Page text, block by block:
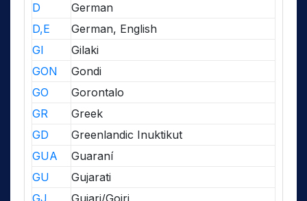
D
German
D,E
German, English
GI
Gilaki
GON
Gondi
GO
Gorontalo
GR
Greek
GD
Greenlandic Inuktikut
GUA
Guaraní
GU
Gujarati